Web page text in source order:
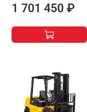
1 701 450 ₽